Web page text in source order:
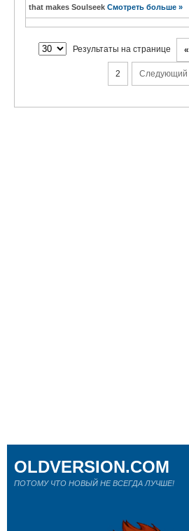
that makes Soulseek Смотреть больше »
Результаты на странице «
2 Следующий
OLDVERSION.COM
ПОТОМУ ЧТО НОВЫЙ НЕ ВСЕГДА ЛУЧШЕ!